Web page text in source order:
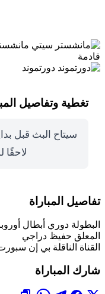
قادمة
دورتموند
تغطية وتفاصيل
سيتاح البث قبل
تفاصيل المباراة
البطولة دوري أبطال
المعلق حفيظ دراجي
القناة الناقلة بي إن سبورت
شارك المباراة